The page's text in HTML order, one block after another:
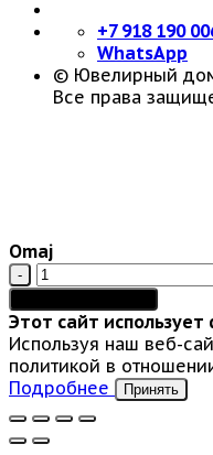
+7 918 190
WhatsApp
© Ювелирный
Все права
Omaj
Количество
товара
Omaj
Этот сайт
Используя наш веб-
политикой в
Подробнее
Принять